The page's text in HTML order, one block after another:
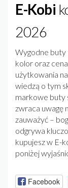
E-Kobi
2026
Wygodne buty
kolor oraz
użytkowania
wiedzą o tym
markowe buty
zwraca uwagę
zauważyć –
odgrywa
kupujesz w E-
poniżej
Facebook